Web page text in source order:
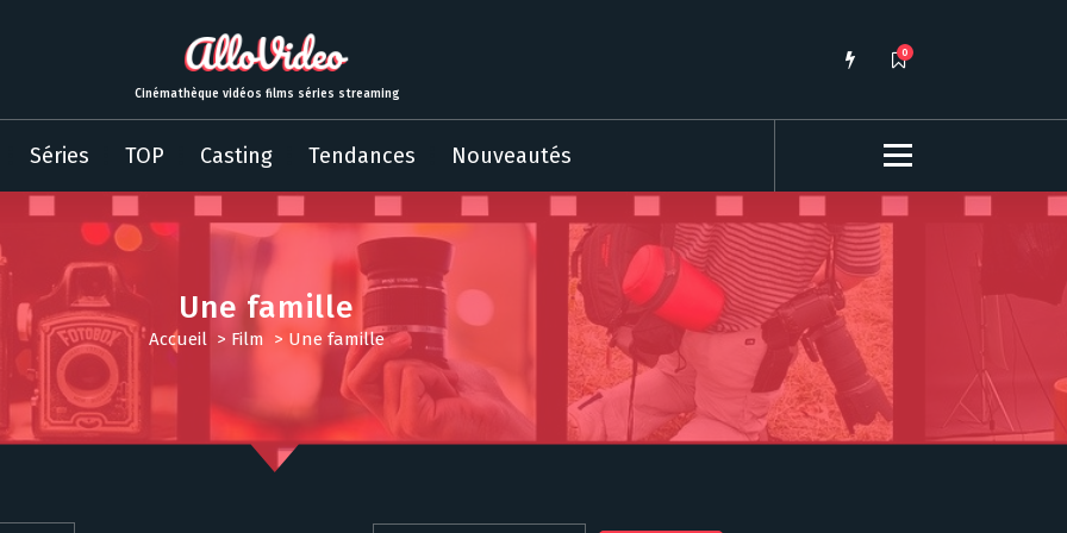
Cinémathèque vidéos films séries streaming
0
Séries TOP Casting Tendances Nouveautés
Une famille
Accueil > Film > Une famille